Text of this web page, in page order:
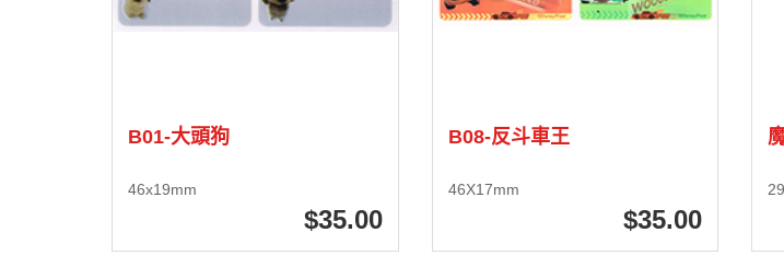
B01-大頭狗
46x19mm
35.00
B08-反斗車王
46X17mm
35.00